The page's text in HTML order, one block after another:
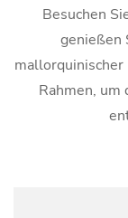
Besuchen
genießen
mallorquinischer
Rahmen, um